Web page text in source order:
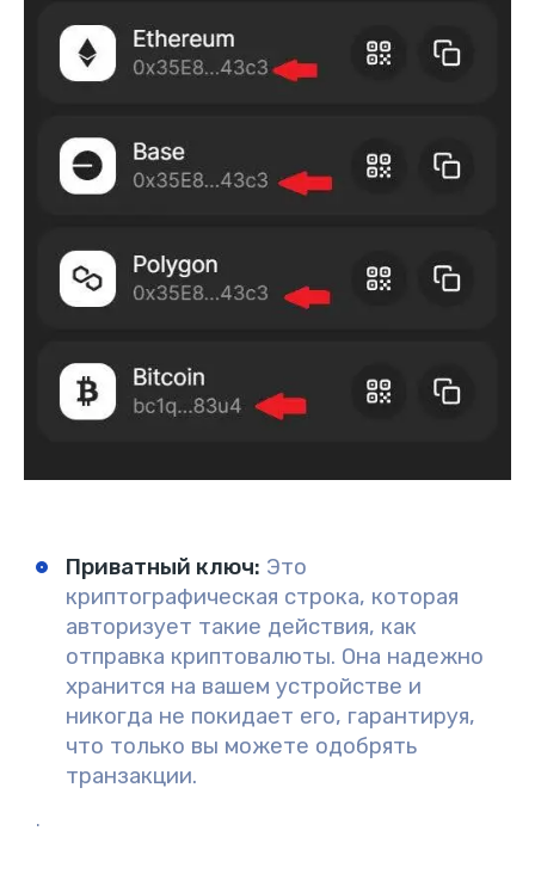
Приватный ключ: Это
криптографическая строка, которая
авторизует такие действия, как
отправка криптовалюты. Она надежно
хранится на вашем устройстве и
никогда не покидает его, гарантируя,
что только вы можете одобрять
транзакции.
.